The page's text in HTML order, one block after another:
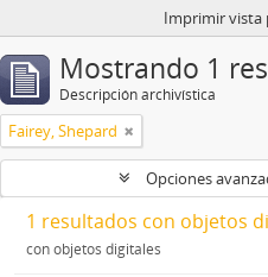
Imprimir vista
Mostrando 1
Descripción archivística
Fairey, Shepard
Opciones
1 resultados con objetos
con objetos digitales